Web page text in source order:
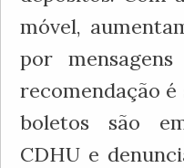
móvel,
por
recomendação
boletos são
CDHU e